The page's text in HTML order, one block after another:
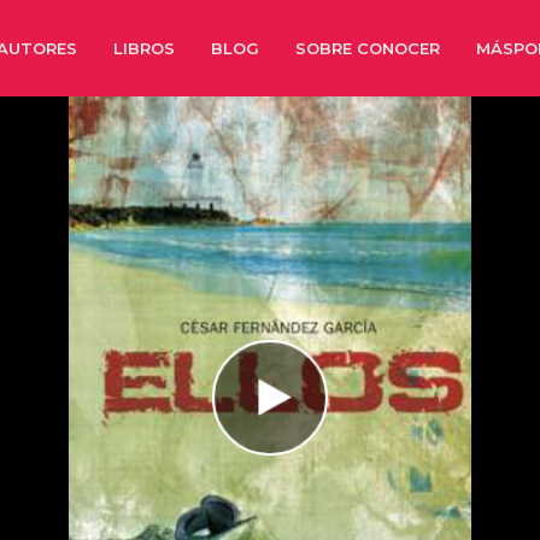
LIBROS BLOG SOBRE CONOCER